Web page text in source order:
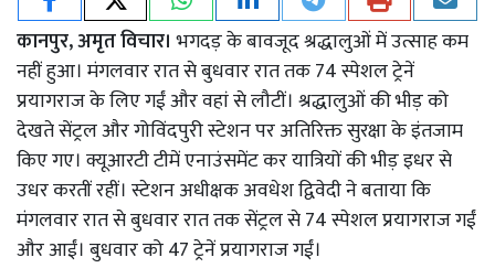
कानपुर, अमृत विचार।भगदड़ के बावजूद श्रद्धालुओं में उत्साह कम
नहीं हुआ। मंगलवार रात से बुधवार रात तक 74 स्पेशल ट्रेनें
प्रयागराज के लिए गईं और वहां से लौटीं। श्रद्धालुओं की भीड़ को
देखते सेंट्रल और गोविंदपुरी स्टेशन पर अतिरिक्त सुरक्षा के इंतजाम
किए गए। क्यूआरटी टीमें एनाउंसमेंट कर यात्रियों की भीड़ इधर से
उधर करतीं रहीं। स्टेशन अधीक्षक अवधेश द्विवेदी ने बताया कि
मंगलवार रात से बुधवार रात तक सेंट्रल से 74 स्पेशल प्रयागराज गईं
और आईं। बुधवार को 47 ट्रेनें प्रयागराज गईं।